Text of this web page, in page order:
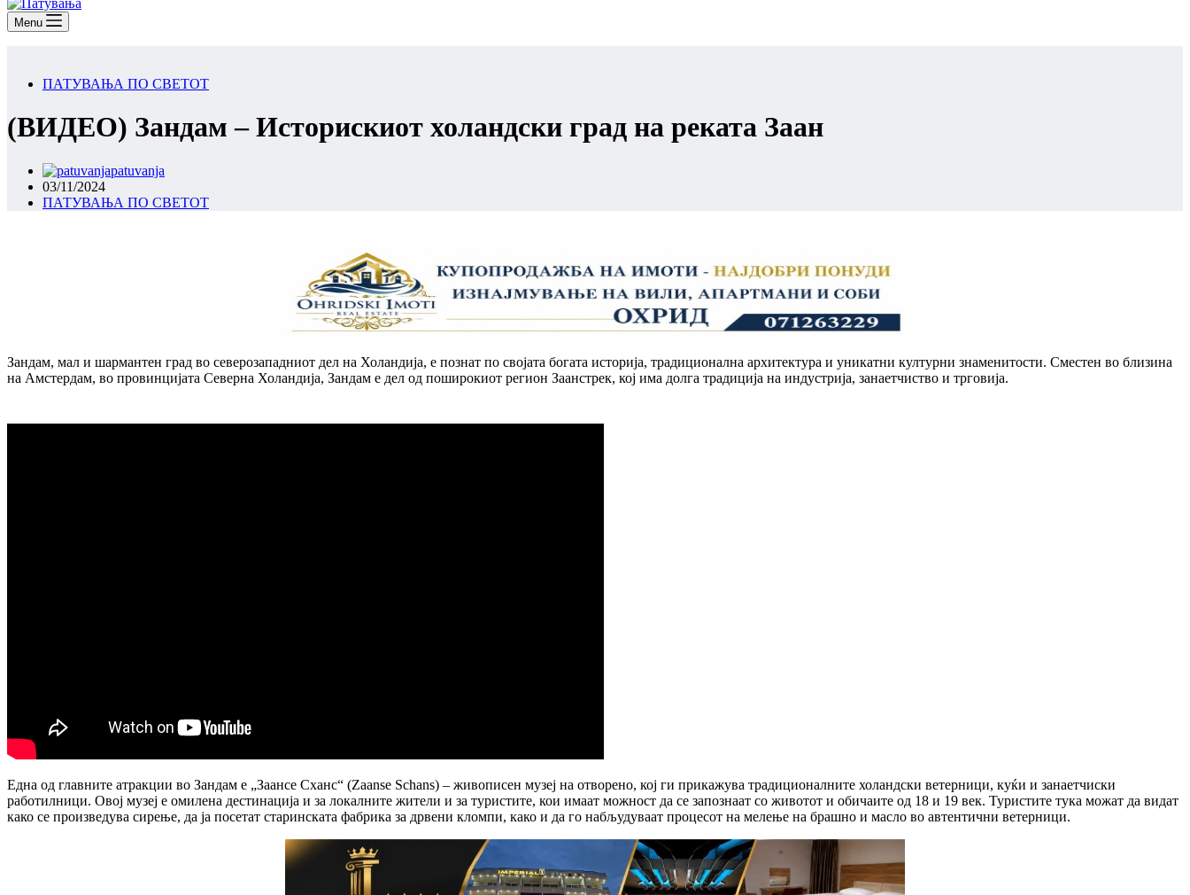
Menu
ПАТУВАЊА ПО СВЕТОТ
(ВИДЕО) Зандам – Историскиот холандски град на реката Заан
patuvanja
03/11/2024
ПАТУВАЊА ПО СВЕТОТ
Зандам, мал и шармантен град во северозападниот дел на Холандија, е познат по својата богата историја, традиционална архитектура и уникатни културни знаменитости. Сместен во близина
на Амстердам, во провинцијата Северна Холандија, Зандам е дел од поширокиот регион Заанстрек, кој има долга традиција на индустрија, занаетчиство и трговија.
Една од главните атракции во Зандам е „Заансе Сханс“ (Zaanse Schans) – живописен музеј на отворено, кој ги прикажува традиционалните холандски ветерници, куќи и занаетчиски
работилници. Овој музеј е омилена дестинација и за локалните жители и за туристите, кои имаат можност да се запознаат со животот и обичаите од 18 и 19 век. Туристите тука можат да видат
како се произведува сирење, да ја посетат старинската фабрика за дрвени кломпи, како и да го набљудуваат процесот на мелење на брашно и масло во автентични ветерници.